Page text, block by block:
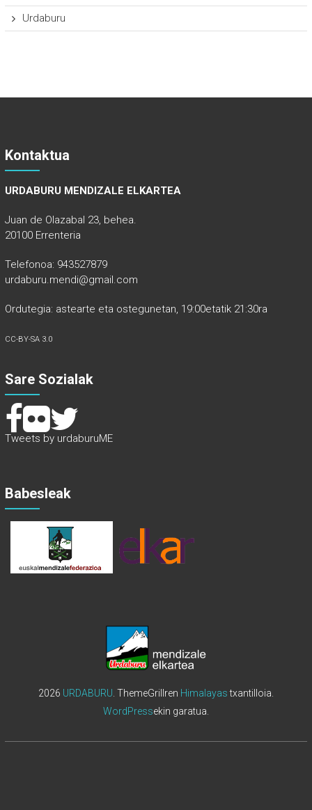
Urdaburu
Kontaktua
URDABURU MENDIZALE ELKARTEA
Juan de Olazabal 23, behea.
20100 Errenteria
Telefonoa: 943527879
urdaburu.mendi@gmail.com
Ordutegia: astearte eta ostegunetan, 19:00etatik 21:30ra
CC-BY-SA 3.0
Sare Sozialak
Tweets by urdaburuME
Babesleak
2026 URDABURU . ThemeGrillren Himalayastxantilloia.
WordPressekin garatua.